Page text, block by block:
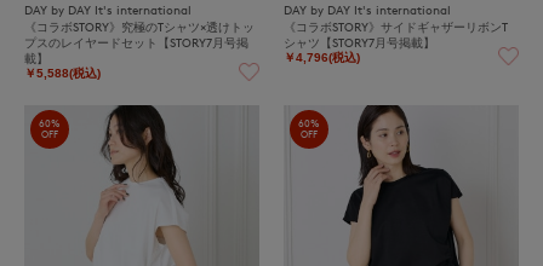
DAY by DAY It's international
《コラボSTORY》究極のTシャツ×透けトッ
プスのレイヤードセット【STORY7月号掲
載】
￥5,588(税込)
DAY by DAY It's international
《コラボSTORY》サイドギャザーリボンT
シャツ【STORY7月号掲載】
￥4,796(税込)
60%
OFF
60%
OFF